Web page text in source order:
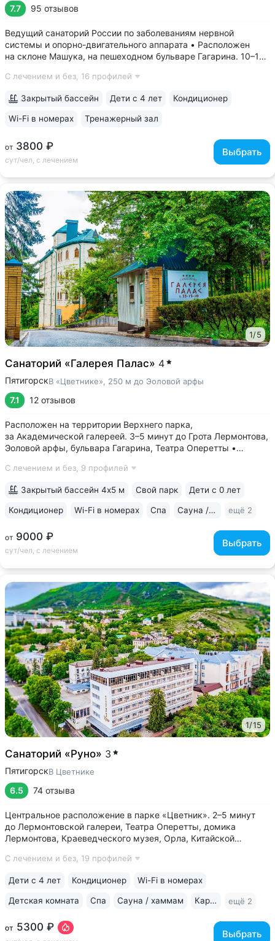
7.7 95 отзывов
Ведущий санаторий России по заболеваниям нервной
системы и опорно-двигательного аппарата • Расположен
на склоне Машука, на пешеходном бульваре Гагарина. 10–15
№ 24 • Высокий уровень научной и лечебной базы, является
С лечением и без, 16 профилей
от 3800 ₽
сут/чел, с лечением
Выбрать
Закрытый бассейн Дети с 4 лет Кондиционер
Wi-Fi в номерах Тренажерный зал
1/5
Санаторий «Галерея Палас» 4
ПятигорскВ «Цветнике», 250 м до Эоловой арфы
7.1 12 отзывов
Расположен на территории Верхнего парка,
за Академической галереей. 3–5 минут до Грота Лермонтова,
Эоловой арфы, бульвара Гагарина, Театра Оперетты •
с Михайловским источником за зданием санатория. Ванны
С лечением и без, 9 профилей
от 9000 ₽
сут/чел, с лечением
Выбрать
Закрытый бассейн 4х5 м Свой парк Дети с 0 лет
Кондиционер Wi-Fi в номерах Спа Сауна / хаммам ещё 2
1/15
Санаторий «Руно» 3
ПятигорскВ Цветнике
6.5 74 отзыва
Центральное расположение в парке «Цветник». 2–5 минут
до Лермонтовской галереи, Театра Оперетты, домика
Лермонтова, Краеведческого музея, Орла, Китайской
«Каштан». Теплые переходы между основным и лечебным
С лечением и без, 19 профилей
от 5300 ₽
Выбрать
Дети с 4 лет Кондиционер Wi-Fi в номерах
Детская комната Спа Сауна / хаммам Караоке ещё 2